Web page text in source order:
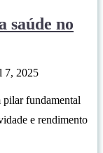
saúde no
7, 2025
pilar fundamental
e rendimento